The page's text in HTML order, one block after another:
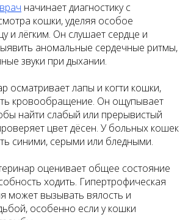
начинает диагностику с
кошки, уделяя особое
и лёгким. Он слушает сердце и
аномальные сердечные ритмы,
звуки при дыхании.
осматривает лапы и когти кошки,
кровообращение. Он ощупывает
найти слабый или прерывистый
цвет дёсен. У больных кошек
синими, серыми или бледными.
оценивает общее состояние
ходить. Гипертрофическая
может вызывать вялость и
особенно если у кошки